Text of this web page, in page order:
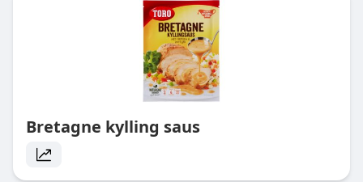
Bretagne kylling saus